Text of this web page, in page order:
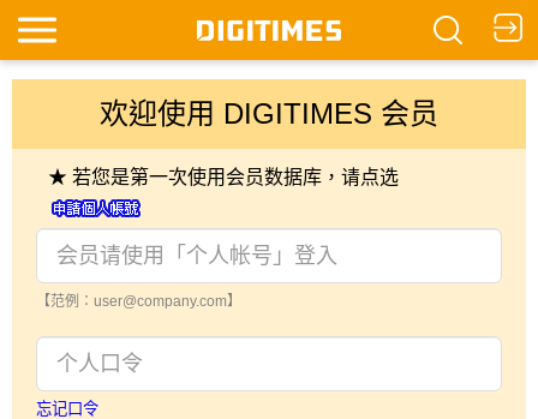
欢迎使用 DIGITIMES 会员
★ 若您是第一次使用会员数据库，请点选
【范例：user@company.com】
忘记口令